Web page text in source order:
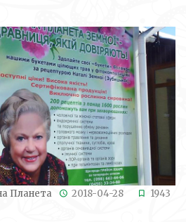
Планета 2018-04-28 1943